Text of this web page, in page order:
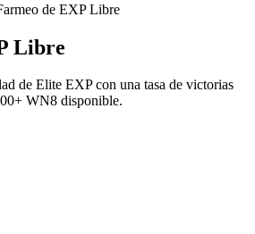
de EXP Libre
Libre
de Elite EXP con una tasa de victorias
WN8 disponible.